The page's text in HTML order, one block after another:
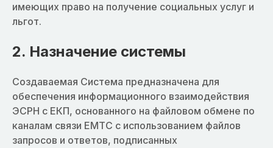
имеющих право на получение социальных услуг и
льгот.
2. Назначение системы
Создаваемая Система предназначена для
обеспечения информационного взаимодействия
ЭСРН с ЕКП, основанного на файловом обмене по
каналам связи ЕМТС с использованием файлов
запросов и ответов, подписанных